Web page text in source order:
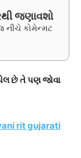
જણાવશો
નીચે કોમેન્મટ
છે તે પણ જોવા
rit gujarati